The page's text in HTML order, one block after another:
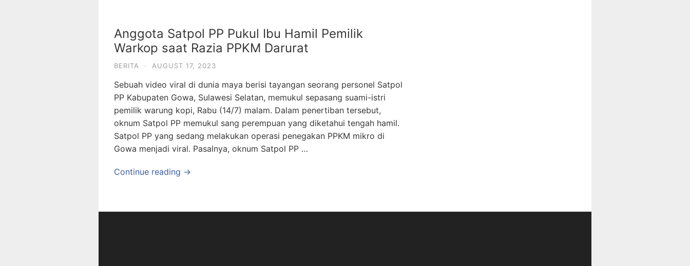
Anggota Satpol PP Pukul Ibu Hamil Pemilik
Warkop saat Razia PPKM Darurat
BERITA · AUGUST 17, 2023
Sebuah video viral di dunia maya berisi tayangan seorang personel Satpol
PP Kabupaten Gowa, Sulawesi Selatan, memukul sepasang suami-istri
pemilik warung kopi, Rabu (14/7) malam. Dalam penertiban tersebut,
oknum Satpol PP memukul sang perempuan yang diketahui tengah hamil.
Satpol PP yang sedang melakukan operasi penegakan PPKM mikro di
Gowa menjadi viral. Pasalnya, oknum Satpol PP …
Continue reading →